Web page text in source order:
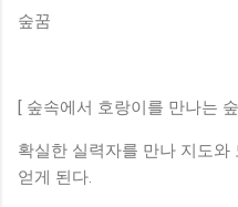
숲꿈
[ 숲속에서 호랑이를 만나는
확실한 실력자를 만나 지도
얻게 된다.